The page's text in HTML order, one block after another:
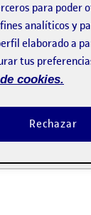
(proyecto
(proyecto 1/2)
para poder
analíticos y
elaborado a
tus
cookies.
Rechazar